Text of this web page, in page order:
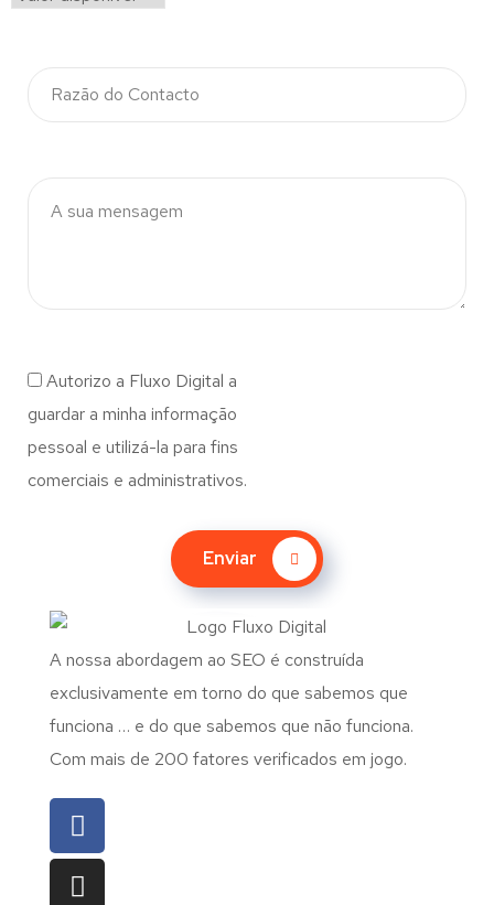
Autorizo a Fluxo Digital a
guardar a minha informação
pessoal e utilizá-la para fins
comerciais e administrativos.
Enviar
A nossa abordagem ao SEO é construída
exclusivamente em torno do que sabemos que
funciona … e do que sabemos que não funciona.
Com mais de 200 fatores verificados em jogo.